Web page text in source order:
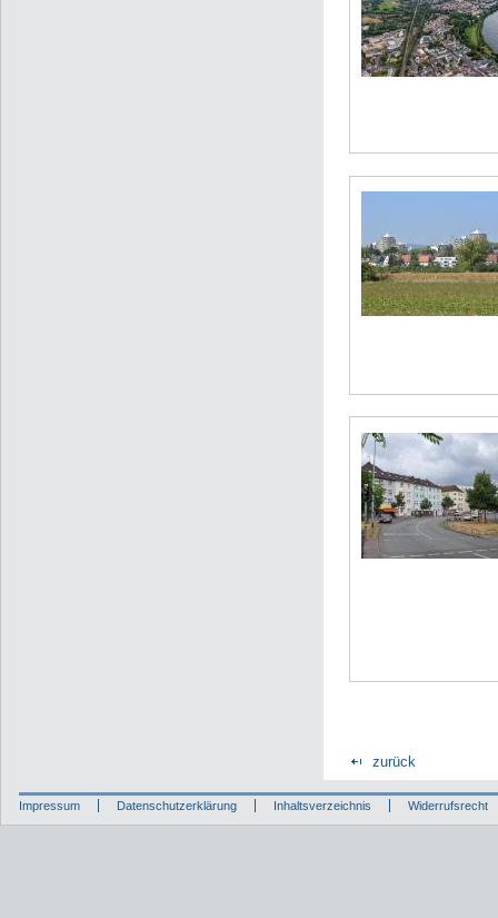
zurück
Impressum Datenschutzerklärung Inhaltsverzeichnis Widerrufsrecht